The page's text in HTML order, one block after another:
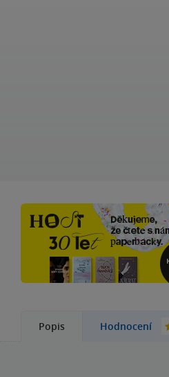
Popis Hodnocení